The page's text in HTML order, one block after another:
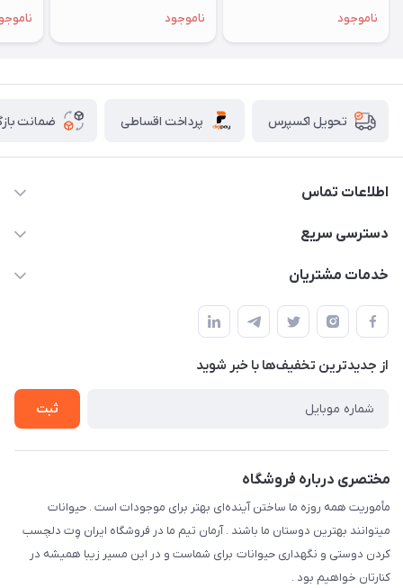
ناموجود ناموجود
تحویل اکسپرس پرداخت اقساطی ضمانت
اطلاعات تماس
07154503736-09120986090
دسترسی سریع
حساب کاربری
درباره ما
تماس با ما
خدمات مشتریان
قوانین و مقررات
حفظ حریم شخصی
سوالات متداول
شرایط ارسال رایگان
از جدید‌ترین تخفیف‌ها با‌ خبر شوید
ثبت
مختصری درباره فروشگاه
مأموریت همه روزه ما ساختن آینده‌ای بهتر برای موجودات است . حیوانات
میتوانند بهترین دوستان ما باشند . آرمان تیم ما در فروشگاه ایران وِت دلچسب
کردن دوستی و نگهداری حیوانات برای شماست و در این مسیر زیبا همیشه در
کنارتان خواهیم بود .